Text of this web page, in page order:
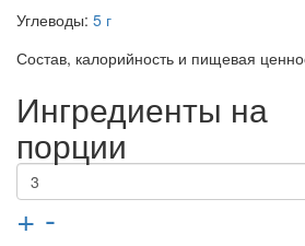
Углеводы: 5 г
Состав, калорийность и пищевая
Ингредиенты на
порции
+ -